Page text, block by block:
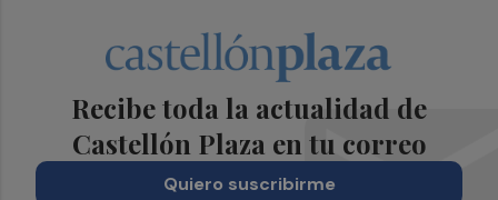
Recibe toda la actualidad de
Castellón Plaza en tu correo
Quiero suscribirme